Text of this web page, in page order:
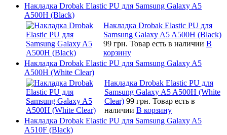
Накладка Drobak Elastic PU для Samsung Galaxy A5
A500H (Black)
Накладка Drobak Elastic PU для
Samsung Galaxy A5 A500H (Black)
99 грн. Товар есть в наличии В
корзину
Накладка Drobak Elastic PU для Samsung Galaxy A5
A500H (White Clear)
Накладка Drobak Elastic PU для
Samsung Galaxy A5 A500H (White
Clear) 99 грн. Товар есть в
наличии В корзину
Накладка Drobak Elastic PU для Samsung Galaxy A5
A510F (Black)